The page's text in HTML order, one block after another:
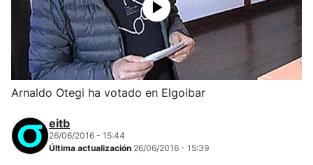
Arnaldo Otegi ha votado en Elgoibar
eitb
26/06/2016 - 15:44
Última actualización 26/06/2016 - 15:39